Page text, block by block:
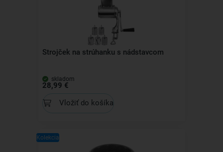
Strojček na strúhanku s nádstavcom
skladom
28,99 €
Vložiť do košíka
Kolekcia